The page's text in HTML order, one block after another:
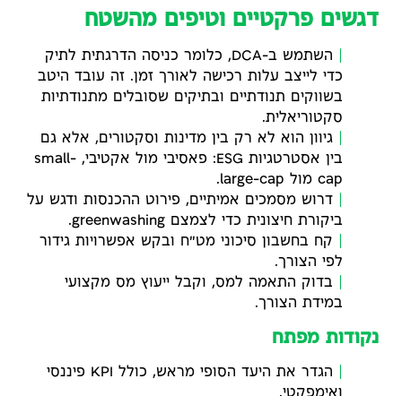
דגשים פרקטיים וטיפים מהשטח
השתמש ב-DCA, כלומר כניסה הדרגתית לתיק
כדי לייצב עלות רכישה לאורך זמן. זה עובד היטב
בשווקים תנודתיים ובתיקים שסובלים מתנודתיות
סקטוריאלית.
גיוון הוא לא רק בין מדינות וסקטורים, אלא גם
בין אסטרטגיות ESG: פאסיבי מול אקטיבי, small-
cap מול large-cap.
דרוש מסמכים אמיתיים, פירוט ההכנסות ודגש על
ביקורת חיצונית כדי לצמצם greenwashing.
קח בחשבון סיכוני מט"ח ובקש אפשרויות גידור
לפי הצורך.
בדוק התאמה למס, וקבל ייעוץ מס מקצועי
במידת הצורך.
נקודות מפתח
הגדר את היעד הסופי מראש, כולל KPI פיננסי